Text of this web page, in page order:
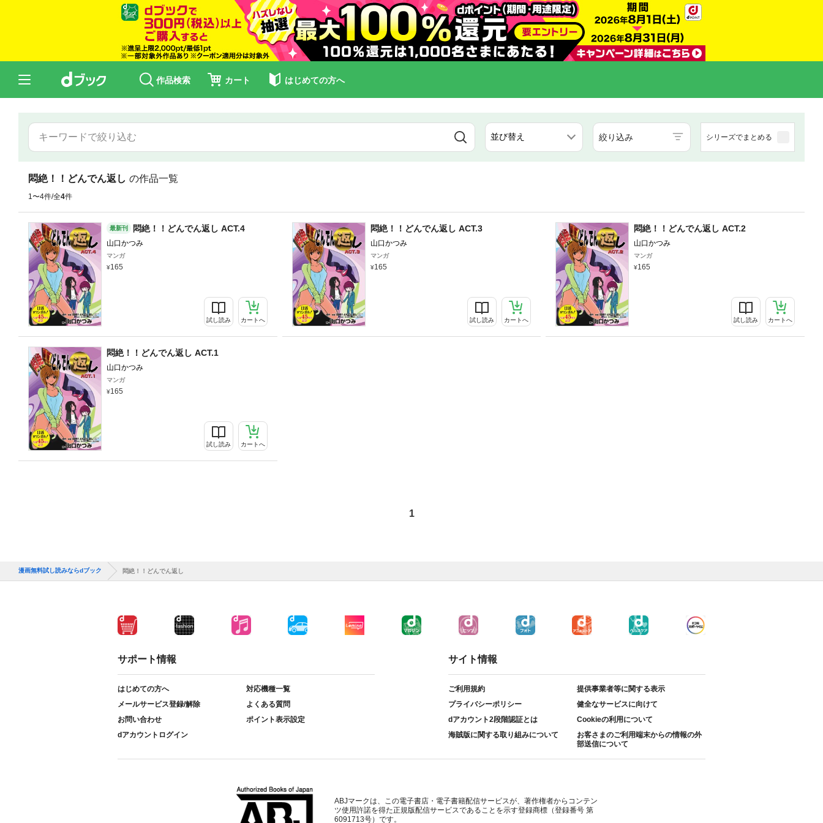
作品検索 カート はじめての方へ
絞り込み シリーズでまとめる
悶絶！！どんでん返し の作品一覧
1〜4件/全4件
最新刊 悶絶！！どんでん返し ACT.4
山口かつみ
マンガ
165
試し読み カートへ
悶絶！！どんでん返し ACT.3
山口かつみ
マンガ
165
試し読み カートへ
悶絶！！どんでん返し ACT.2
山口かつみ
マンガ
165
試し読み カートへ
悶絶！！どんでん返し ACT.1
山口かつみ
マンガ
165
試し読み カートへ
1
漫画無料試し読みならdブック 悶絶！！どんでん返し
サポート情報
はじめての方へ
対応機種一覧
メールサービス登録/解除
よくある質問
お問い合わせ
ポイント表示設定
dアカウントログイン
サイト情報
ご利用規約
提供事業者等に関する表示
プライバシーポリシー
健全なサービスに向けて
dアカウント2段階認証とは
Cookieの利用について
海賊版に関する取り組みについて
お客さまのご利用端末からの情報の外
部送信について
ABJマークは、この電子書店・電子書籍配信サービスが、著作権者からコンテン
ツ使用許諾を得た正規版配信サービスであることを示す登録商標（登録番号 第
6091713号）です。